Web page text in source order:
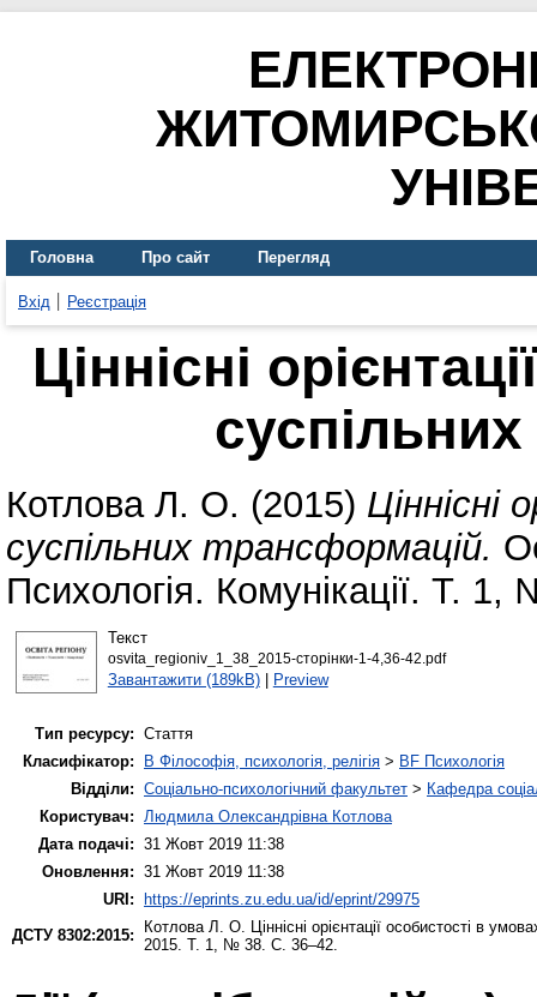
Головна Про сайт Перегляд
Вхід Реєстрація
Ціннісні
Котлова Л. О. (2015) Ціннісні
суспільних трансформацій.
Психологія. Комунікації. Т.
Текст
osvita_regioniv_1_38_2015-сторінки-1-4,36-42.pdf
Завантажити (189kB)| Preview
Тип ресурсу: Стаття
Класифікатор:
B Філософія, психологія, релігія > BF Психологія
Відділи: Соціально-психологічний факультет > Кафедра
Користувач: Людмила Олександрівна Котлова
Дата подачі: 31 Жовт 2019 11:38
Оновлення: 31 Жовт 2019 11:38
URI:
https://eprints.zu.edu.ua/id/eprint/29975
ДСТУ 8302:2015:
Котлова Л. О. Ціннісні орієнтації особистості в
2015. Т. 1, № 38. С. 36–42.